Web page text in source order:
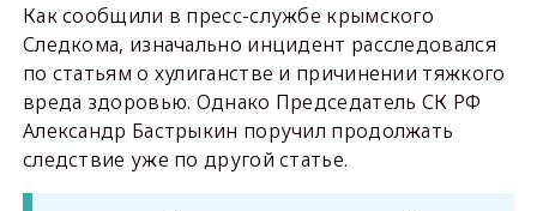
Как сообщили в пресс-службе крымского
Следкома, изначально инцидент расследовался
по статьям о хулиганстве и причинении тяжкого
вреда здоровью. Однако Председатель СК РФ
Александр Бастрыкин поручил продолжать
следствие уже по другой статье.